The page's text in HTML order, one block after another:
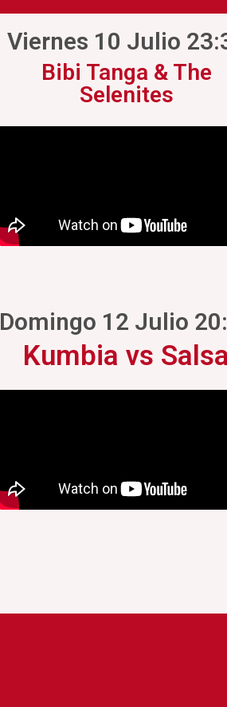
Viernes 10 Julio
Bibi Tanga & The
Selenites
Domingo 12 Julio
Kumbia vs Salsa